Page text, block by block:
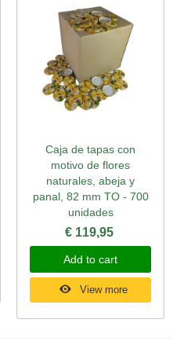
Caja de tapas con
motivo de flores
naturales, abeja y
panal, 82 mm TO - 700
unidades
€ 119,95
Add to cart
View more